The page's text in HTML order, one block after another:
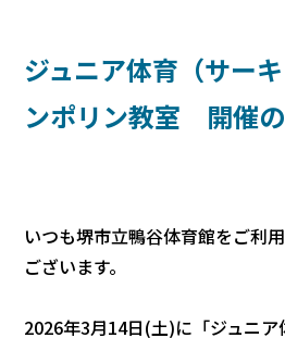
ジュニア体育（サー
ンポリン教室 開催
いつも堺市立鴨谷体育館をご利
ございます。
2026年3月14日(土)に「ジュニ